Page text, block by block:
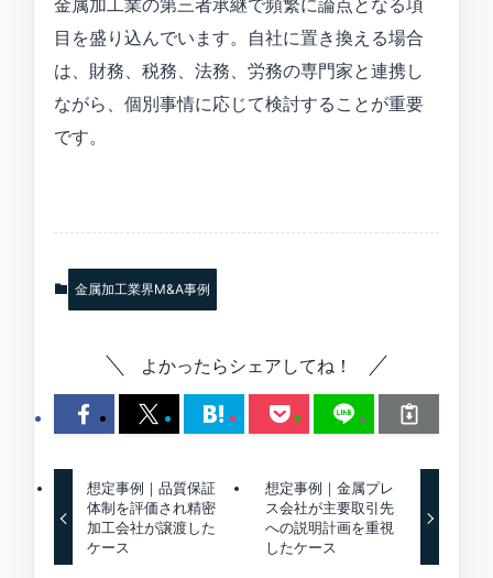
金属加工業の第三者承継で頻繁に論点となる項
目を盛り込んでいます。自社に置き換える場合
は、財務、税務、法務、労務の専門家と連携し
ながら、個別事情に応じて検討することが重要
です。
金属加工業界M&A事例
よかったらシェアしてね！
想定事例｜品質保証
体制を評価され精密
加工会社が譲渡した
ケース
想定事例｜金属プレ
ス会社が主要取引先
への説明計画を重視
したケース